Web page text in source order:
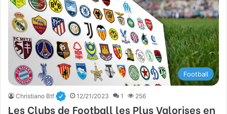
Football
Christiano Btf 12/21/2023 1 256
Les Clubs de Football les Plus Valorises en